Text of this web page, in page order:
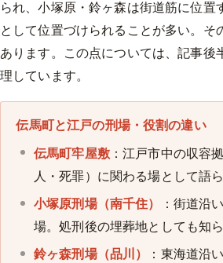
られ、小塚原・鈴ヶ森は街道筋に位置
として位置づけられることが多い。そ
あります。この点については、記事後
理しています。
伝馬町と江戸の刑場・役割の違い
伝馬町牢屋敷：江戸市中の収容
人・死罪）に関わる場として語
小塚原刑場（南千住）
：街道沿
場。処刑後の埋葬地としても知
鈴ヶ森刑場（品川）
：東海道沿